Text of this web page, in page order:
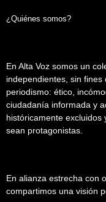
¿Quiénes somos?
En Alta Voz somos un
independientes, sin
periodismo: ético,
ciudadanía informada y
históricamente excluidos
sean protagonistas.
En alianza estrecha con
compartimos una visión